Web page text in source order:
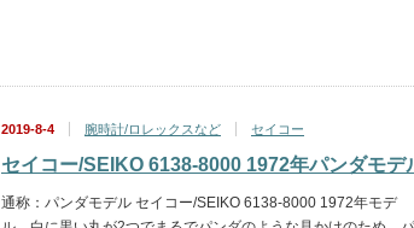
2019-8-4 腕時計/ロレックスなど セイコー
セイコー/SEIKO 6138-8000 1972年パンダモデ
通称：パンダモデル セイコー/SEIKO 6138-8000 1972年モデ